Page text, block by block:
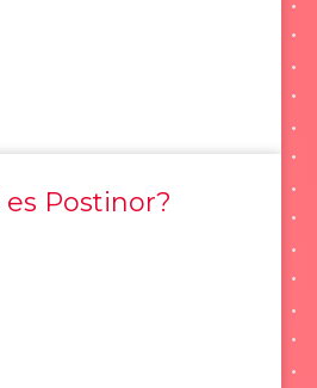
es Postinor?